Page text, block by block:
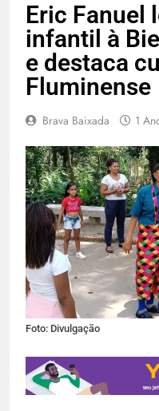
Eric Fanuel
infantil à
e destaca
Fluminense
Brava Baixada 1
Foto: Divulgação